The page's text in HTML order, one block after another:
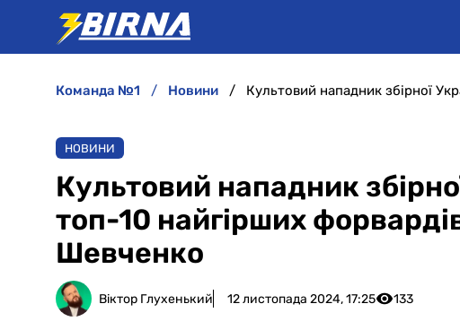
команда №1 новини
НОВИНИ
Культовий нападник
топ-10 найгірших
Шевченко
Віктор Глухенький 12 листопада 2024, 17:25 133